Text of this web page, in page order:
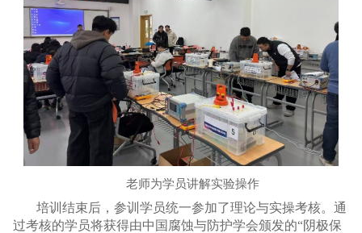
老师为学员讲解实验操作
培训结束后，参训学员统一参加了理论与实操考核。通
过考核的学员将获得由中国腐蚀与防护学会颁发的“阴极保